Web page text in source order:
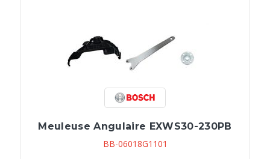
Meuleuse Angulaire EXWS30-230PB
BB-06018G1101